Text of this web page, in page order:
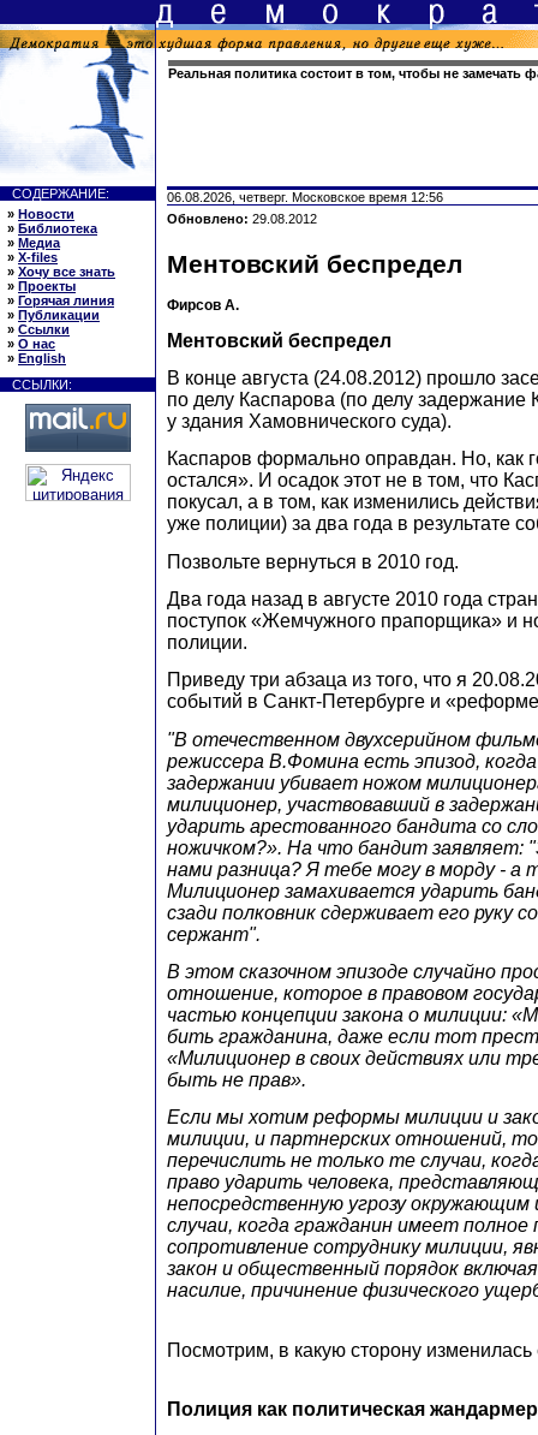
Реальная политика состоит в том, чтобы не замечать
СОДЕРЖАНИЕ:
» Новости
» Библиотека
» Медиа
» X-files
» Хочу все знать
» Проекты
» Горячая линия
» Публикации
» Ссылки
» О нас
» English
ССЫЛКИ:
06.08.2026, четверг. Московское время 12:56
Обновлено: 29.08.2012
Ментовский беспредел
Фирсов А.
Ментовский беспредел
В конце августа (24.08.2012) прошло
по делу Каспарова (по делу задержание
у здания Хамовнического суда).
Каспаров формально оправдан. Но, как
остался». И осадок этот не в том, что
покусал, а в том, как изменились
уже полиции) за два года в результате
Позвольте вернуться в 2010 год.
Два года назад в августе 2010 года
поступок «Жемчужного прапорщика» и
полиции.
Приведу три абзаца из того, что я
событий в Санкт-Петербурге и
"В отечественном двухсерийном
режиссера В.Фомина есть эпизод,
задержании убивает ножом
милиционер, участвовавший в
ударить арестованного бандита со
ножичком?». На что бандит заявляет:
нами разница? Я тебе могу в морду - а
Милиционер замахивается ударить
сзади полковник сдерживает его руку
сержант".
В этом сказочном эпизоде случайно
отношение, которое в правовом
частью концепции закона о милиции:
бить гражданина, даже если тот
«Милиционер в своих действиях или
быть не прав».
Если мы хотим реформы милиции и
милиции, и партнерских отношений, то
перечислить не только те случаи,
право ударить человека,
непосредственную угрозу
случаи, когда гражданин имеет полное
сопротивление сотруднику милиции,
закон и общественный порядок
насилие, причинение физического
Посмотрим, в какую сторону изменилась
Полиция как политическая